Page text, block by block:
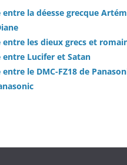
entre la déesse grecque
entre les dieux grecs et
entre Lucifer et Satan
le DMC-FZ18 de